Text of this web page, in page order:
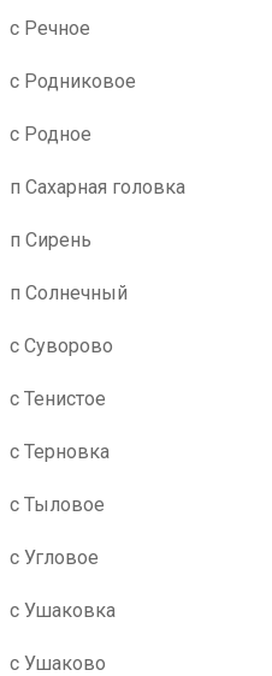
с Речное
с Родниковое
с Родное
п Сахарная головка
п Сирень
п Солнечный
с Суворово
с Тенистое
с Терновка
с Тыловое
с Угловое
с Ушаковка
с Ушаково